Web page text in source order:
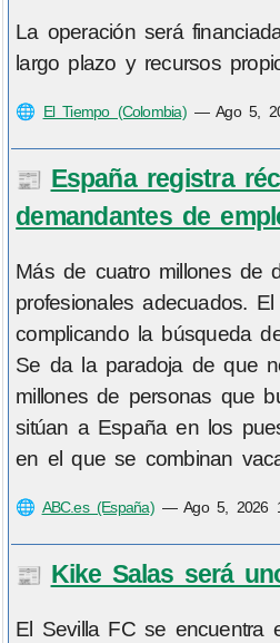
La operación será
largo plazo y recursos
🌐 El Tiempo (Colombia)—Ago 5,
📰 España registra
demandantes de
Más de cuatro millones de
profesionales adecuados.
complicando la búsqueda
Se da la paradoja de que
millones de personas que
sitúan a España en los
en el que se combinan
🌐 ABC.es (España)—Ago 5, 2026
📰 Kike Salas será
El Sevilla FC se encuentra